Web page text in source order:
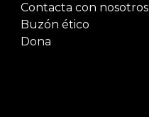
Contacta con nosotros
Buzón ético
Dona